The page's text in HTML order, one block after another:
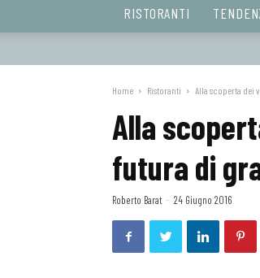
Web
RISTORANTI
Home Ristoranti Alla scoperta dei
Alla
futura di
Roberto Barat - 24 Giugno 2016